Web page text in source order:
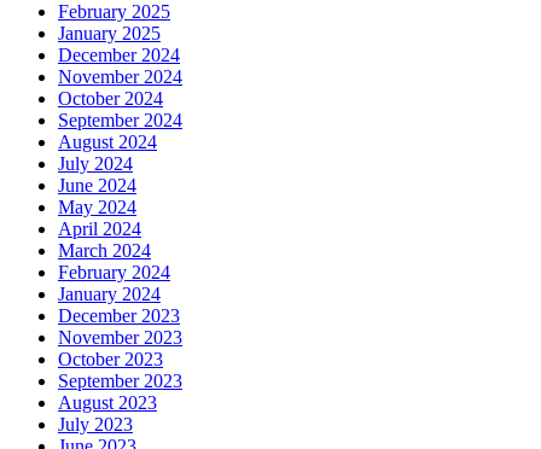
February 2025
January 2025
December 2024
November 2024
October 2024
September 2024
August 2024
July 2024
June 2024
May 2024
April 2024
March 2024
February 2024
January 2024
December 2023
November 2023
October 2023
September 2023
August 2023
July 2023